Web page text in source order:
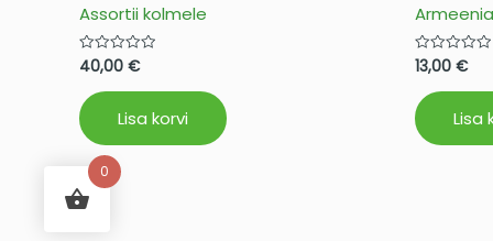
Assortii kolmele
Hinnanguga
0
5
40,00 €
Lisa korvi
Hinnanguga
0
5
13,00 €
Lisa
0